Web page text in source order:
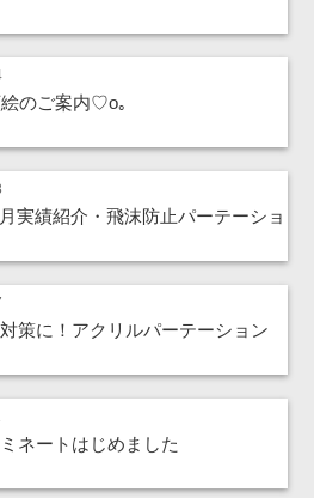
のご案内♡o｡
実績紹介・飛沫防止パーテーショ
策に！アクリルパーテーション
ネートはじめました